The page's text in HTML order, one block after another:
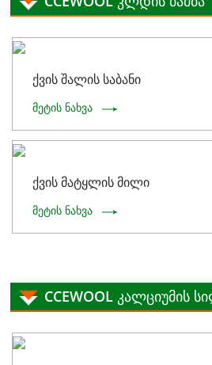
ქვის შალის საბანი
მეტის ნახვა
ქვის მატყლის მილი
მეტის ნახვა
CCEWOOL კალციუმის